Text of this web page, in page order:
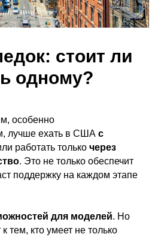
стоит ли
одному?
особенно
лучше ехать в США с
работать только через
. Это не только обеспечит
поддержку на каждом этапе
для моделей. Но
тем, кто умеет не только